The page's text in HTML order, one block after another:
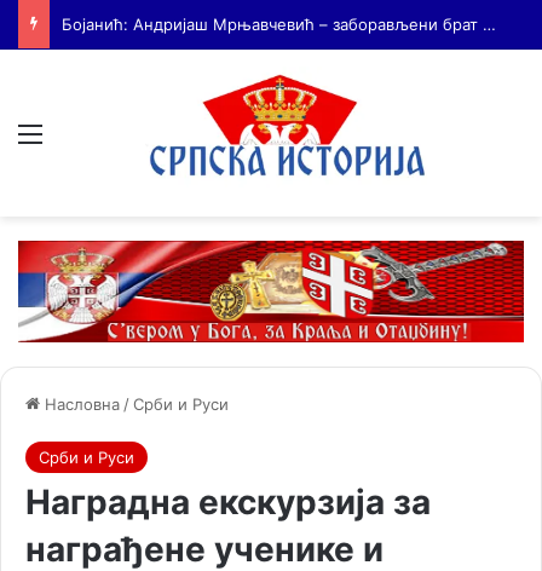
На Дражин дан у Лондону обележено 80. година од мучког убиства генерала Драгољуба Драже Михаиловића
Насловна /Срби и Руси
Срби и Руси
Наградна екскурзија за
награђене ученике и